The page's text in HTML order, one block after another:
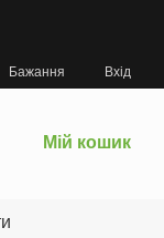
Бажання Вхід
Мій кошик